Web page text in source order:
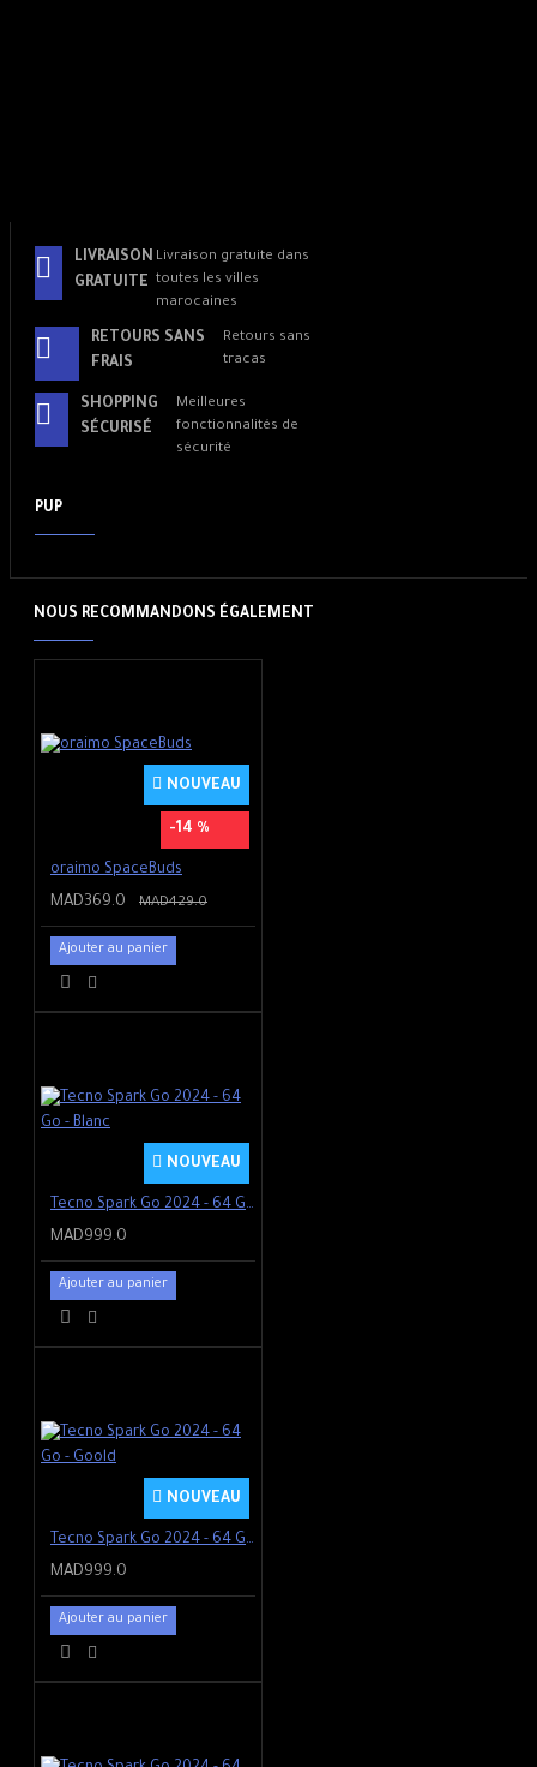
LIVRAISON
GRATUITE
Livraison gratuite dans
toutes les villes
marocaines
RETOURS SANS
FRAIS
Retours sans
tracas
SHOPPING
SÉCURISÉ
Meilleures
fonctionnalités de
sécurité
PUP
NOUS RECOMMANDONS ÉGALEMENT
NOUVEAU
-14 %
oraimo SpaceBuds
MAD369.0 MAD429.0
Ajouter au panier
NOUVEAU
Tecno Spark Go 2024 - 64 Go - Blanc
MAD999.0
Ajouter au panier
NOUVEAU
Tecno Spark Go 2024 - 64 Go - Goold
MAD999.0
Ajouter au panier